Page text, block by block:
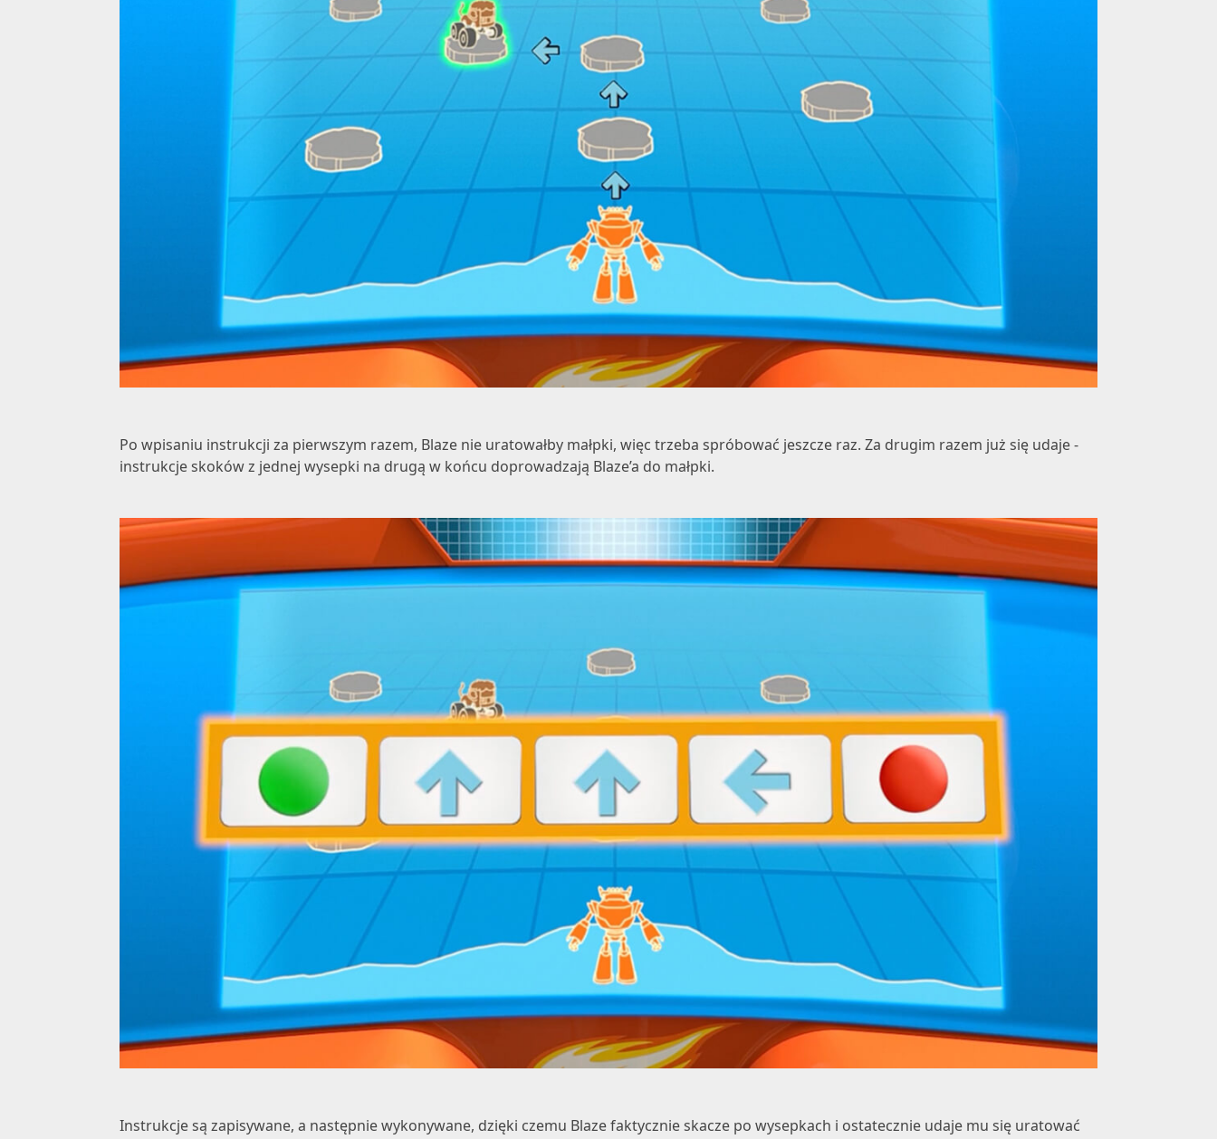
Po wpisaniu instrukcji za pierwszym razem, Blaze nie uratowałby małpki, więc trzeba spróbować jeszcze raz. Za drugim razem już się udaje -
instrukcje skoków z jednej wysepki na drugą w końcu doprowadzają Blaze’a do małpki.
Instrukcje są zapisywane, a następnie wykonywane, dzięki czemu Blaze faktycznie skacze po wysepkach i ostatecznie udaje mu się uratować